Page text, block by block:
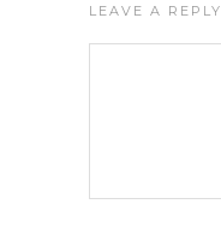
LEAVE A REPLY